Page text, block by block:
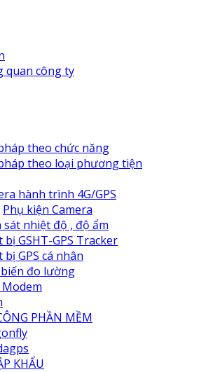
quan công ty
theo chức năng
theo loại phương tiện
hành trình 4G/GPS
Phụ kiện Camera
sát nhiệt độ , độ ẩm
bị GSHT-GPS Tracker
bị GPS cá nhân
biến đo lường
Modem
PHẦN MỀM
KHẨU